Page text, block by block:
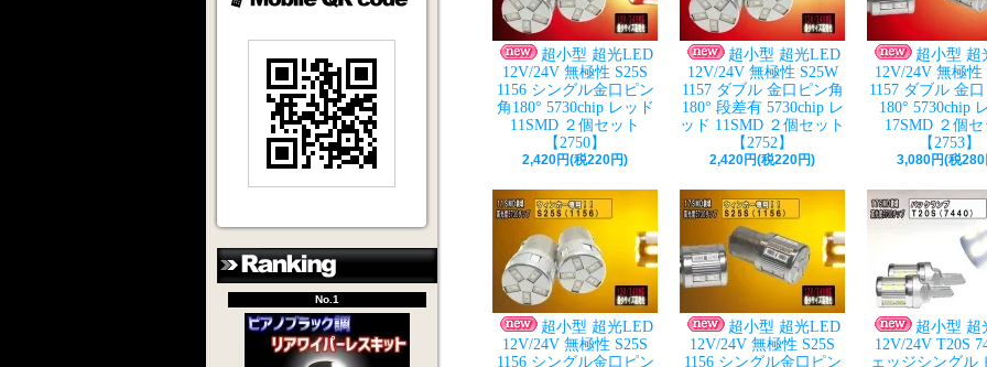
No.1
超小型 超光LED
12V/24V 無極性 S25S
1156 シングル金口ピン
角180° 5730chip レッド
11SMD ２個セット
【2750】
2,420円(税220円)
超小型 超光LED
12V/24V 無極性 S25W
1157 ダブル 金口ピン角
180° 段差有 5730chip レ
ッド 11SMD ２個セット
【2752】
2,420円(税220円)
超小型 超
12V/24V 無極性
1157 ダブル 金
180° 5730chip
17SMD ２個
【2753】
3,080円(税280
超小型 超光LED
12V/24V 無極性 S25S
1156 シングル金口ピン
超小型 超光LED
12V/24V 無極性 S25S
1156 シングル金口ピン
超小型 超
12V/24V T20S
ェッジシングル